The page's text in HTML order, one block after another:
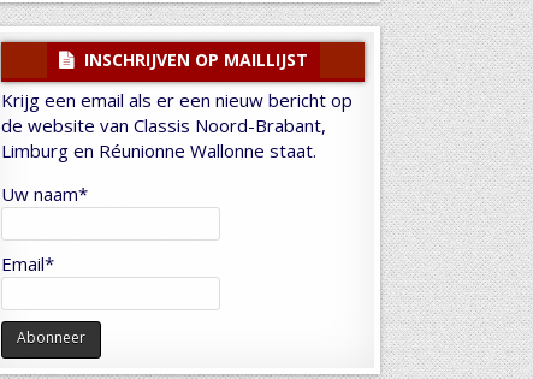
INSCHRIJVEN OP MAILLIJST
Krijg een email als er een nieuw bericht op
de website van Classis Noord-Brabant,
Limburg en Réunionne Wallonne staat.
Uw naam*
Email*